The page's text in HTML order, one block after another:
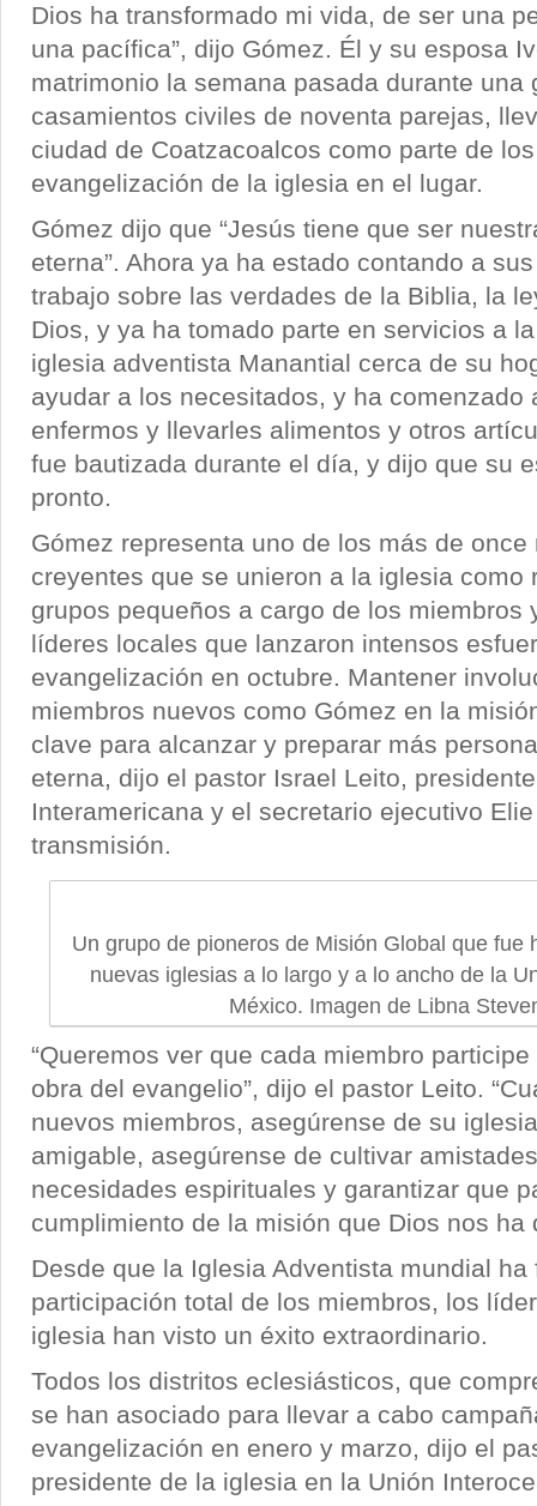
Dios ha transformado mi vida, de ser una
una pacífica”, dijo Gómez. Él y su esposa
matrimonio la semana pasada durante una
casamientos civiles de noventa parejas,
ciudad de Coatzacoalcos como parte de
evangelización de la iglesia en el lugar.
Gómez dijo que “Jesús tiene que ser
eterna”. Ahora ya ha estado contando a
trabajo sobre las verdades de la Biblia, la
Dios, y ya ha tomado parte en servicios a
iglesia adventista Manantial cerca de su
ayudar a los necesitados, y ha comenzado
enfermos y llevarles alimentos y otros
fue bautizada durante el día, y dijo que su
pronto.
Gómez representa uno de los más de once
creyentes que se unieron a la iglesia como
grupos pequeños a cargo de los miembros
líderes locales que lanzaron intensos
evangelización en octubre. Mantener
miembros nuevos como Gómez en la
clave para alcanzar y preparar más
eterna, dijo el pastor Israel Leito,
Interamericana y el secretario ejecutivo
transmisión.
Un grupo de pioneros de Misión Global que fue
nuevas iglesias a lo largo y a lo ancho de la
México. Imagen de Libna
“Queremos ver que cada miembro
obra del evangelio”, dijo el pastor Leito.
nuevos miembros, asegúrense de su
amigable, asegúrense de cultivar
necesidades espirituales y garantizar que
cumplimiento de la misión que Dios nos ha
Desde que la Iglesia Adventista mundial ha
participación total de los miembros, los
iglesia han visto un éxito extraordinario.
Todos los distritos eclesiásticos, que
se han asociado para llevar a cabo
evangelización en enero y marzo, dijo el
presidente de la iglesia en la Unión